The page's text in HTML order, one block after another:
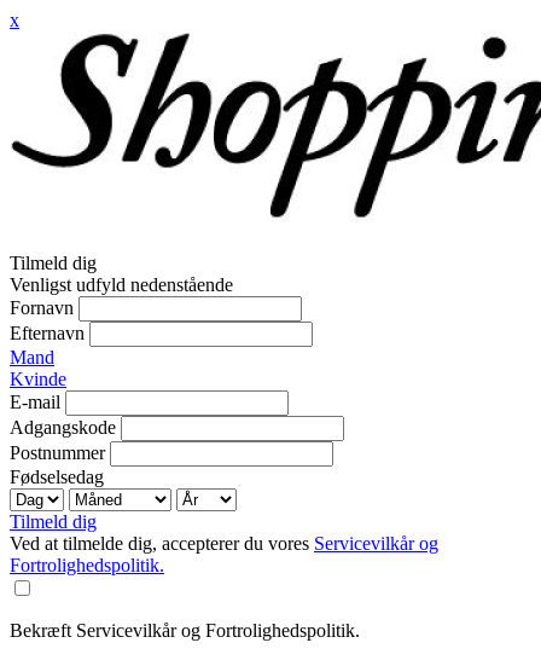
x
Tilmeld dig
Venligst udfyld nedenstående
Fornavn
Efternavn
Mand
Kvinde
E-mail
Adgangskode
Postnummer
Fødselsedag
Tilmeld dig
Ved at tilmelde dig, accepterer du vores Servicevilkår og
Fortrolighedspolitik.
Bekræft Servicevilkår og Fortrolighedspolitik.